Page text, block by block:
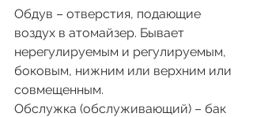
Обдув – отверстия, подающие
воздух в атомайзер. Бывает
нерегулируемым и регулируемым,
боковым, нижним или верхним или
совмещенным.
Обслужка (обслуживающий) – бак